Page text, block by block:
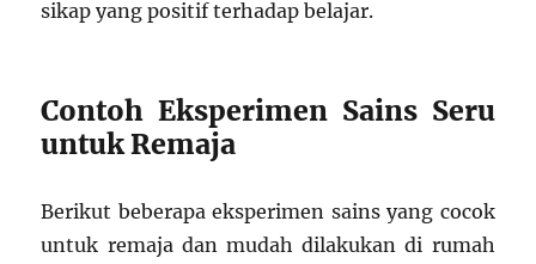
sikap yang positif terhadap belajar.
Contoh Eksperimen Sains Seru
untuk Remaja
Berikut beberapa eksperimen sains yang cocok
untuk remaja dan mudah dilakukan di rumah